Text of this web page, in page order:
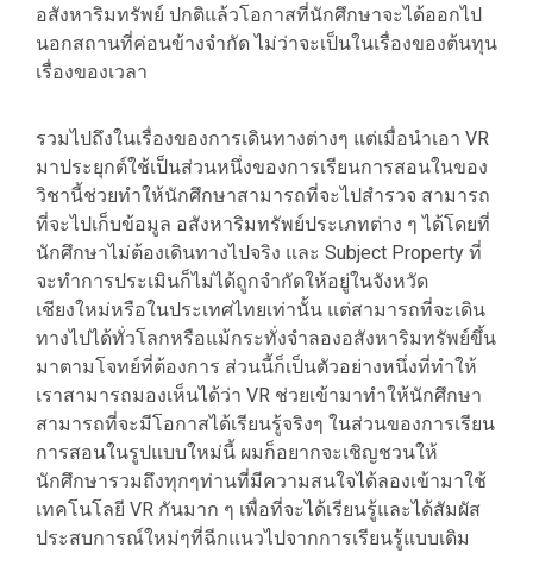
อสังหาริมทรัพย์ ปกติแล้วโอกาสที่นักศึกษาจะได้ออกไป
นอกสถานที่ค่อนข้างจำกัด ไม่ว่าจะเป็นในเรื่องของต้นทุน
เรื่องของเวลา
รวมไปถึงในเรื่องของการเดินทางต่างๆ แต่เมื่อนำเอา VR
มาประยุกต์ใช้เป็นส่วนหนึ่งของการเรียนการสอนในของ
วิชานี้ช่วยทำให้นักศึกษาสามารถที่จะไปสำรวจ สามารถ
ที่จะไปเก็บข้อมูล อสังหาริมทรัพย์ประเภทต่าง ๆ ได้โดยที่
นักศึกษาไม่ต้องเดินทางไปจริง และ Subject Property ที่
จะทำการประเมินก็ไม่ได้ถูกจำกัดให้อยู่ในจังหวัด
เชียงใหม่หรือในประเทศไทยเท่านั้น แต่สามารถที่จะเดิน
ทางไปได้ทั่วโลกหรือแม้กระทั่งจำลองอสังหาริมทรัพย์ขึ้น
มาตามโจทย์ที่ต้องการ ส่วนนี้ก็เป็นตัวอย่างหนึ่งที่ทำให้
เราสามารถมองเห็นได้ว่า VR ช่วยเข้ามาทำให้นักศึกษา
สามารถที่จะมีโอกาสได้เรียนรู้จริงๆ ในส่วนของการเรียน
การสอนในรูปแบบใหม่นี้ ผมก็อยากจะเชิญชวนให้
นักศึกษารวมถึงทุกๆท่านที่มีความสนใจได้ลองเข้ามาใช้
เทคโนโลยี VR กันมาก ๆ เพื่อที่จะได้เรียนรู้และได้สัมผัส
ประสบการณ์ใหม่ๆที่ฉีกแนวไปจากการเรียนรู้แบบเดิม